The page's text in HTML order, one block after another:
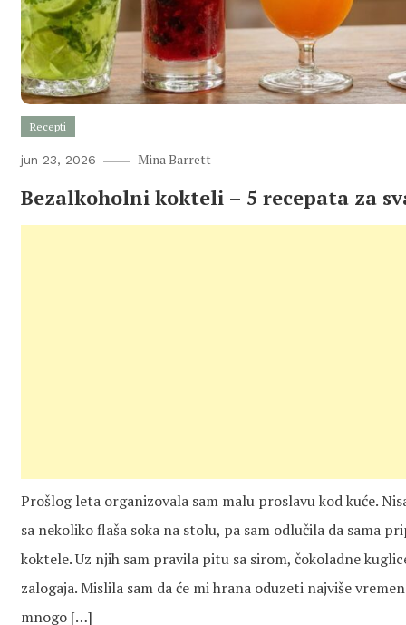
Recepti
jun 23, 2026 Mina Barrett
Bezalkoholni kokteli – 5 recepata za
Prošlog leta organizovala sam malu proslavu kod kuće.
sa nekoliko flaša soka na stolu, pa sam odlučila da sama
koktele. Uz njih sam pravila pitu sa sirom, čokoladne
zalogaja. Mislila sam da će mi hrana oduzeti najviše
mnogo […]